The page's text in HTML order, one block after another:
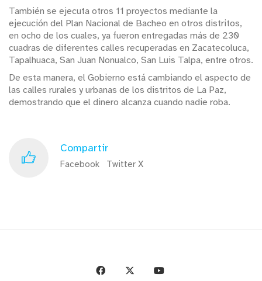
También se ejecuta otros 11 proyectos mediante la
ejecución del Plan Nacional de Bacheo en otros distritos,
en ocho de los cuales, ya fueron entregadas más de 230
cuadras de diferentes calles recuperadas en Zacatecoluca,
Tapalhuaca, San Juan Nonualco, San Luis Talpa, entre otros.
De esta manera, el Gobierno está cambiando el aspecto de
las calles rurales y urbanas de los distritos de La Paz,
demostrando que el dinero alcanza cuando nadie roba.
Compartir
Facebook Twitter X